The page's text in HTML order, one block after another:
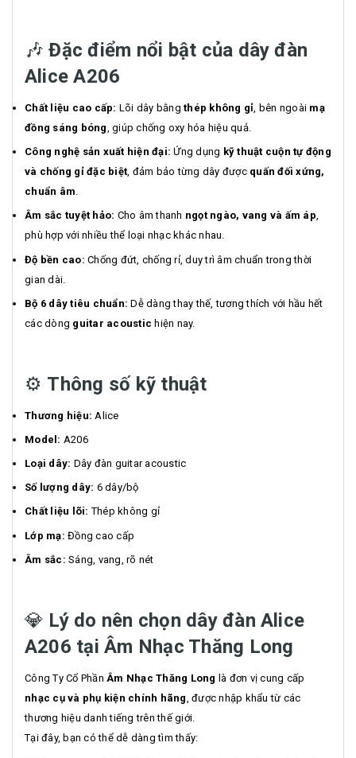
🎶Đặc điểm nổi bật của dây đàn
Alice A206
Chất liệu cao cấp: Lõi dây bằng thép không gỉ , bên ngoài mạ
đồng sáng bóng , giúp chống oxy hóa hiệu quả.
Công nghệ sản xuất hiện đại: Ứng dụng kỹ thuật cuộn tự động
và chống gỉ đặc biệt, đảm bảo từng dây được quấn đối xứng,
chuẩn âm.
Âm sắc tuyệt hảo: Cho âm thanh ngọt ngào, vang và ấm áp,
phù hợp với nhiều thể loại nhạc khác nhau.
Độ bền cao: Chống đứt, chống rỉ, duy trì âm chuẩn trong thời
gian dài.
Bộ 6 dây tiêu chuẩn: Dễ dàng thay thế, tương thích với hầu hết
các dòng guitar acoustic hiện nay.
⚙️ Thông số kỹ thuật
Thương hiệu: Alice
Model: A206
Loại dây: Dây đàn guitar acoustic
Số lượng dây: 6 dây/bộ
Chất liệu lõi: Thép không gỉ
Lớp mạ: Đồng cao cấp
Âm sắc: Sáng, vang, rõ nét
💎 Lý do nên chọn dây đàn Alice
A206 tại Âm Nhạc Thăng Long
Công Ty Cổ Phần Âm Nhạc Thăng Long là đơn vị cung cấp
nhạc cụ và phụ kiện chính hãng , được nhập khẩu từ các
thương hiệu danh tiếng trên thế giới.
Tại đây, bạn có thể dễ dàng tìm thấy: